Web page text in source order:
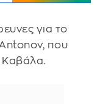
για το
που
Καβάλα.